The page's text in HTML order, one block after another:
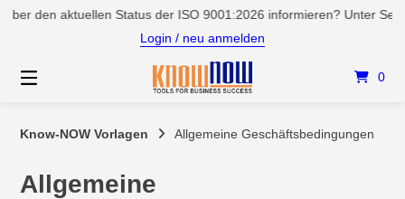
Springen
aktuellen Status der ISO 9001:2026 informieren? Unter Service/
Login / neu anmelden
0
Know-NOW Vorlagen Allgemeine Geschäftsbedingungen
Allgemeine